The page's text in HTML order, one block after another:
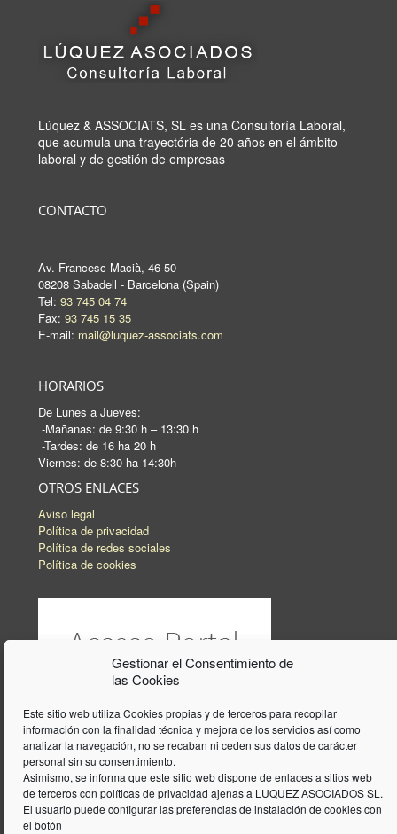
Gestionar el Consentimiento de
las Cookies
Este sitio web utiliza Cookies propias y de terceros para recopilar
información con la finalidad técnica y mejora de los servicios así como
analizar la navegación, no se recaban ni ceden sus datos de carácter
personal sin su consentimiento.
Asimismo, se informa que este sitio web dispone de enlaces a sitios web
de terceros con políticas de privacidad ajenas a LUQUEZ ASOCIADOS SL.
El usuario puede configurar las preferencias de instalación de cookies con
el botón
Lúquez & ASSOCIATS, SL es una Consultoría Laboral,
que acumula una trayectória de 20 años en el ámbito
laboral y de gestión de empresas
CONTACTO
Av. Francesc Macià, 46-50
08208 Sabadell - Barcelona (Spain)
Tel: 93 745 04 74
Fax: 93 745 15 35
E-mail: mail@luquez-associats.com
HORARIOS
De Lunes a Jueves:
-Mañanas: de 9:30 h – 13:30 h
-Tardes: de 16 ha 20 h
Viernes: de 8:30 ha 14:30h
OTROS ENLACES
Aviso legal
Política de privacidad
Política de redes sociales
Política de cookies